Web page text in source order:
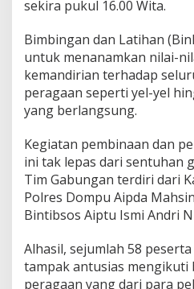
sekira pukul 16.00 Wita.
Bimbingan dan Latihan
untuk menanamkan nilai-
kemandirian terhadap
peragaan seperti yel-yel
yang berlangsung.
Kegiatan pembinaan dan
ini tak lepas dari sentuhan
Tim Gabungan terdiri dari
Polres Dompu Aipda
Bintibsos Aiptu Ismi Andri
Alhasil, sejumlah 58
tampak antusias
peragaan yang dari para